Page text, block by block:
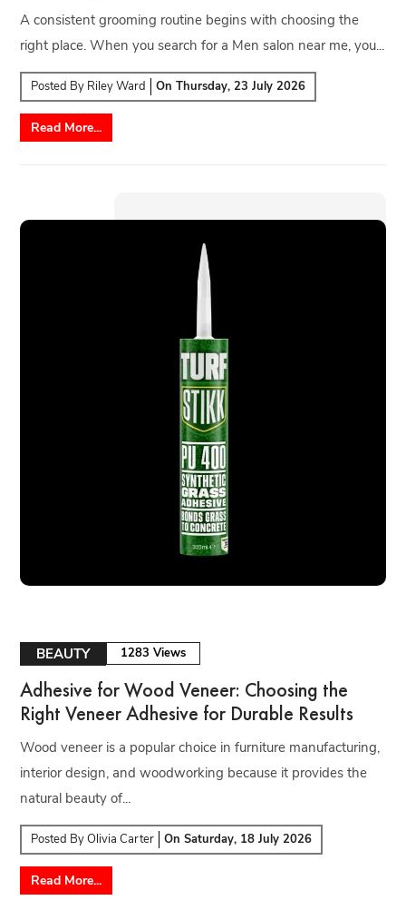
A consistent grooming routine begins with choosing the
right place. When you search for a Men salon near me, you...
Posted By Riley Ward OnThursday, 23 July 2026
Read More...
BEAUTY 1283 Views
Adhesive for Wood Veneer: Choosing the
Right Veneer Adhesive for Durable Results
Wood veneer is a popular choice in furniture manufacturing,
interior design, and woodworking because it provides the
natural beauty of...
Posted ByOlivia Carter OnSaturday, 18 July 2026
Read More...